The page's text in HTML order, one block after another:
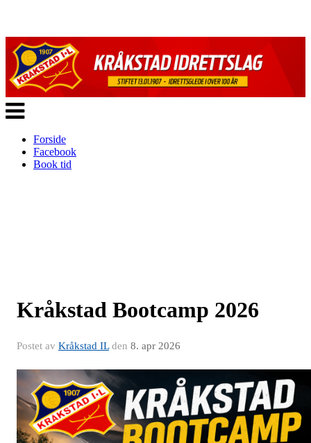
Veksle
navigasjon
Forside
Facebook
Book tid
Kråkstad Bootcamp 2026
Postet av Kråkstad ILden 8. apr 2026